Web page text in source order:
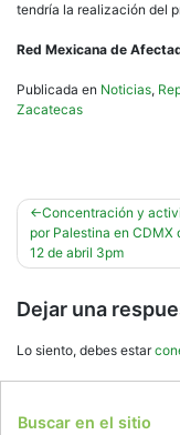
tendría la realización del
Red Mexicana de
Publicada en Noticias,
Zacatecas
Navegación
de
Concentración y
por Palestina en CDMX
12 de abril 3pm
Dejar una
Lo siento, debes estar
Buscar en el sitio